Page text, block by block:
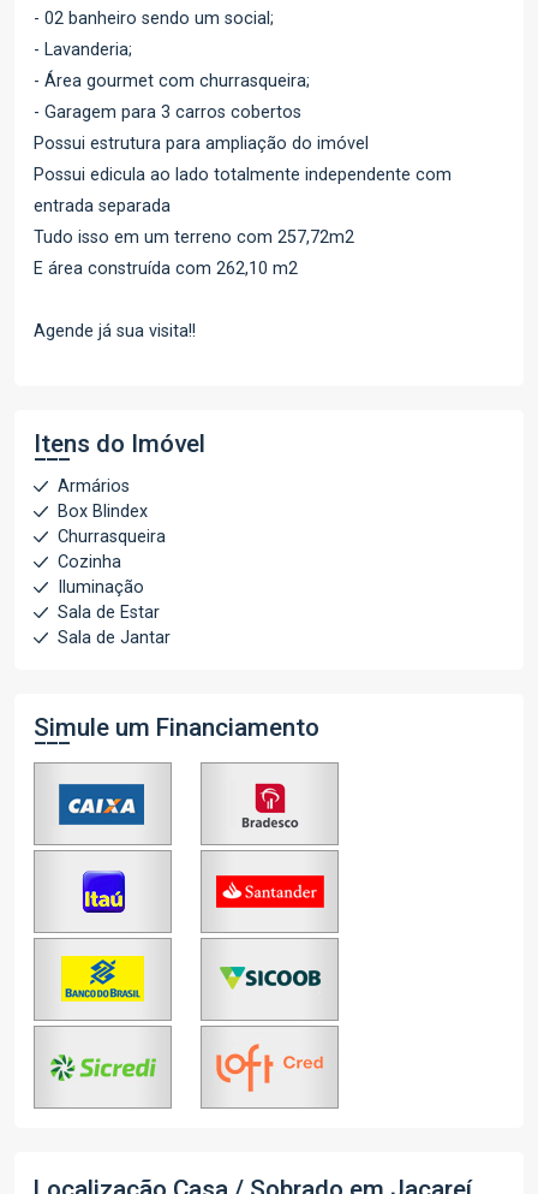
- 02 banheiro sendo um social;
- Lavanderia;
- Área gourmet com churrasqueira;
- Garagem para 3 carros cobertos
Possui estrutura para ampliação do imóvel
Possui edicula ao lado totalmente independente com
entrada separada
Tudo isso em um terreno com 257,72m2
E área construída com 262,10 m2
Agende já sua visita!!
Itens do Imóvel
Armários
Box Blindex
Churrasqueira
Cozinha
Iluminação
Sala de Estar
Sala de Jantar
Simule um Financiamento